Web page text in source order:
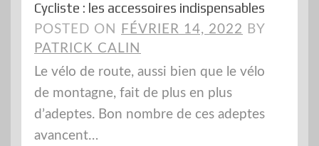
Cycliste : les accessoires indispensables
POSTED ON FÉVRIER 14, 2022 BY
PATRICK CALIN
Le vélo de route, aussi bien que le vélo
de montagne, fait de plus en plus
d’adeptes. Bon nombre de ces adeptes
avancent…